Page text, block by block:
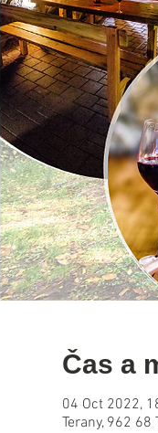
Čas a
04 Oct 2022,
Terany, 962 68